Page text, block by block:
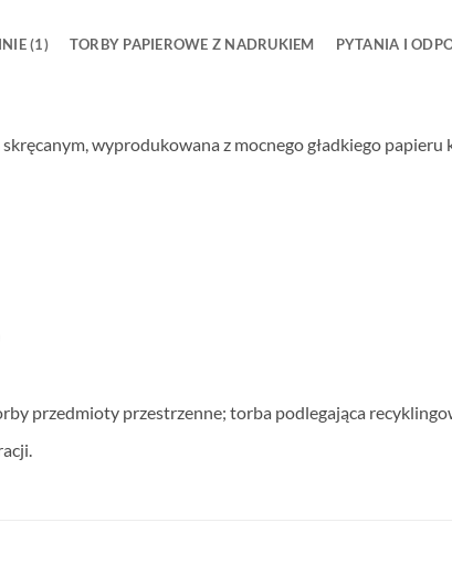
(1) TORBY PAPIEROWE Z NADRUKIEM PYTANIA I
wyprodukowana z mocnego gładkiego papieru
przedmioty przestrzenne; torba podlegająca